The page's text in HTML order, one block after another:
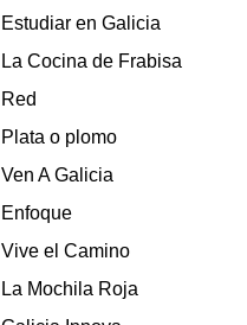
Estudiar en Galicia
La Cocina de Frabisa
Red
Plata o plomo
Ven A Galicia
Enfoque
Vive el Camino
La Mochila Roja